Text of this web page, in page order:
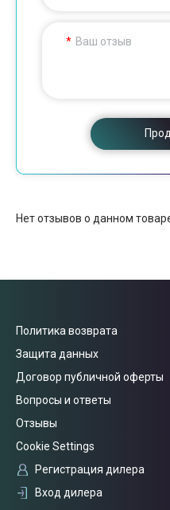
Ваш отзыв
Нет отзывов о данном
Политика возврата
Защита данных
Договор публичной оферты
Вопросы и ответы
Отзывы
Cookie Settings
Регистрация дилера
Вход дилера